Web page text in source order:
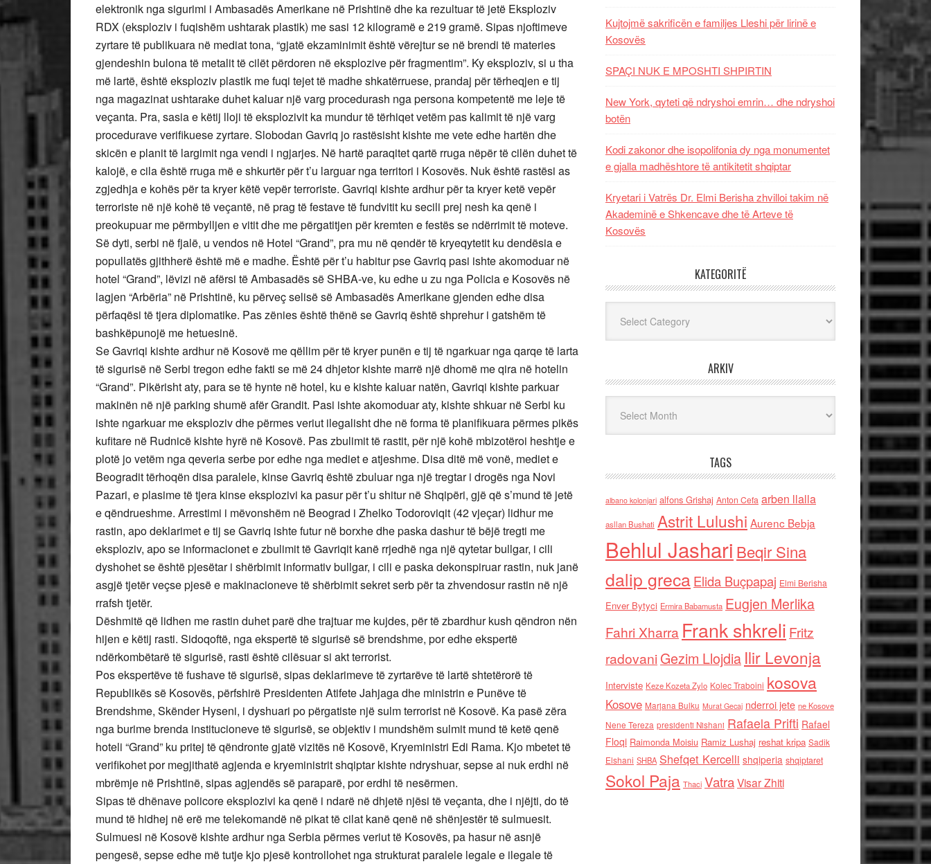
elektronik nga sigurimi i Ambasadës Amerikane në Prishtinë dhe ka rezultuar të jetë Eksploziv
RDX (eksploziv i fuqishëm ushtarak plastik) me sasi 12 kilogramë e 219 gramë. Sipas njoftimeve
zyrtare të publikuara në mediat tona, “gjatë ekzaminimit është vërejtur se në brendi të materies
gjendeshin bulona të metalit të cilët përdoren në eksplozive për fragmentim”. Ky eksploziv, si u tha
më lartë, është eksploziv plastik me fuqi tejet të madhe shkatërruese, prandaj për tërheqjen e tij
nga magazinat ushtarake duhet kaluar një varg procedurash nga persona kompetentë me leje të
veçanta. Pra, sasia e këtij lloji të eksplozivit ka mundur të tërhiqet vetëm pas kalimit të një varg
procedurave verifikuese zyrtare. Slobodan Gavriq jo rastësisht kishte me vete edhe hartën dhe
skicën e planit të largimit nga vendi i ngjarjes. Në hartë paraqitet qartë rruga nëpër të cilën duhet të
kalojë, e cila është rruga më e shkurtër për t’u larguar nga territori i Kosovës. Nuk është rastësi as
zgjedhja e kohës për ta kryer këtë vepër terroriste. Gavriqi kishte ardhur për ta kryer ketë vepër
terroriste në një kohë të veçantë, në prag të festave të fundvitit ku secili prej nesh ka qenë i
preokupuar me përmbylljen e vitit dhe me përgatitjen për kremten e festës se ndërrimit të moteve.
Së dyti, serbi në fjalë, u vendos në Hotel “Grand”, pra mu në qendër të kryeqytetit ku dendësia e
popullatës gjithherë është më e madhe. Është për t’u habitur pse Gavriq pasi ishte akomoduar në
hotel “Grand”, lëvizi në afërsi të Ambasadës së SHBA-ve, ku edhe u zu nga Policia e Kosovës në
lagjen “Arbëria” në Prishtinë, ku përveç selisë së Ambasadës Amerikane gjenden edhe disa
përfaqësi të tjera diplomatike. Pas zënies është thënë se Gavriq është shprehur i gatshëm të
bashkëpunojë me hetuesinë.
Se Gavriqi kishte ardhur në Kosovë me qëllim për të kryer punën e tij të ngarkuar nga qarqe të larta
të sigurisë në Serbi tregon edhe fakti se më 24 dhjetor kishte marrë një dhomë me qira në hotelin
“Grand”. Pikërisht aty, para se të hynte në hotel, ku e kishte kaluar natën, Gavriqi kishte parkuar
makinën në një parking shumë afër Grandit. Pasi ishte akomoduar aty, kishte shkuar në Serbi ku
ishte ngarkuar me eksploziv dhe përmes veriut ilegalisht dhe në forma të planifikuara përmes pikës
kufitare në Rudnicë kishte hyrë në Kosovë. Pas zbulimit të rastit, për një kohë mbizotëroi heshtje e
plotë jo vetëm nga qeveria serbe por edhe nga mediet e atjeshme. Disa ditë më vonë, mediet e
Beogradit tërhoqën disa paralele, kinse Gavriq është zbuluar nga një tregtar i drogës nga Novi
Pazari, e plasime të tjera kinse eksplozivi ka pasur për t’u shitur në Shqipëri, gjë që s’mund të jetë
e qëndrueshme. Arrestimi i mëvonshëm në Beograd i Zhelko Todoroviqit (42 vjeçar) lidhur me
rastin, apo deklarimet e tij se Gavriq ishte futur në borxhe dhe paska dashur të bëjë tregti me
eksploziv, apo se informacionet e zbulimit të Gavriqit kanë rrjedhë nga një qytetar bullgar, i cili
dyshohet se është pjesëtar i shërbimit informativ bullgar, i cili e paska dekonspiruar rastin, nuk janë
asgjë tjetër veçse pjesë e makinacioneve të shërbimit sekret serb për ta zhvendosur rastin në një
rrafsh tjetër.
Dëshmitë që lidhen me rastin duhet parë dhe trajtuar me kujdes, për të zbardhur kush qëndron nën
hijen e këtij rasti. Sidoqoftë, nga ekspertë të sigurisë së brendshme, por edhe ekspertë
ndërkombëtarë të sigurisë, rasti është cilësuar si akt terrorist.
Pos ekspertëve të fushave të sigurisë, sipas deklarimeve të zyrtarëve të lartë shtetërorë të
Republikës së Kosovës, përfshirë Presidenten Atifete Jahjaga dhe ministrin e Punëve të
Brendshme, Skënder Hyseni, i dyshuari po përgatiste një sulm terrorist në Kosovë. Ka pasë zëra
nga burime brenda institucioneve të sigurisë, se objektiv i mundshëm sulmit mund të ketë qenë
hoteli “Grand” ku pritej të qëndronte gjatë vizitës në Kosovë, Kryeministri Edi Rama. Kjo mbetet të
verifikohet por megjithatë agjenda e kryeministrit shqiptar kishte ndryshuar, sepse ai nuk erdhi në
mbrëmje në Prishtinë, sipas agjendës së paraparë, por erdhi të nesërmen.
Sipas të dhënave policore eksplozivi ka qenë i ndarë në dhjetë njësi të veçanta, dhe i njëjti, do të
mund të hidhej në erë me telekomandë në pikat të cilat kanë qenë në shënjestër të sulmuesit.
Sulmuesi në Kosovë kishte ardhur nga Serbia përmes veriut të Kosovës, pa hasur në asnjë
pengesë, sepse edhe më tutje kjo pjesë kontrollohet nga strukturat paralele legale e ilegale të
Kujtojmë sakrificën e familjes Lleshi për lirinë e
Kosovës
SPAÇI NUK E MPOSHTI SHPIRTIN
New York, qyteti që ndryshoi emrin… dhe ndryshoi
botën
Kodi zakonor dhe isopolifonia dy nga monumentet
e gjalla madhështore të antikitetit shqiptar
Kryetari i Vatrës Dr. Elmi Berisha zhvilloi takim në
Akademinë e Shkencave dhe të Arteve të
Kosovës
KATEGORITË
ARKIV
TAGS
albano kolonjari alfons Grishaj Anton Cefa arben llalla
asllan Bushati Astrit Lulushi Aurenc Bebja
Behlul Jashari Beqir Sina
dalip grecaElida Buçpapaj Elmi Berisha
Enver Bytyci Ermira Babamusta Eugjen Merlika
Fahri Xharra Frank shkreli Fritz
radovaniGezim Llojdia Ilir Levonja
Interviste Keze Kozeta Zylo Kolec Traboini kosova
Kosove Marjana Bulku Murat Gecaj nderroi jete ne Kosove
Nene Tereza presidenti Nishani Rafaela Prifti Rafael
Floqi Raimonda Moisiu Ramiz Lushaj reshat kripa Sadik
Elshani SHBA Shefqet Kercelli shqiperia shqiptaret
Sokol Paja Thaci VatraVisar Zhiti